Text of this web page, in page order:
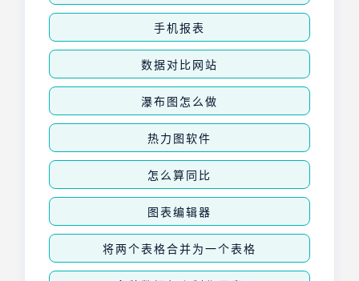
手机报表
数据对比网站
瀑布图怎么做
热力图软件
怎么算同比
图表编辑器
将两个表格合并为一个表格